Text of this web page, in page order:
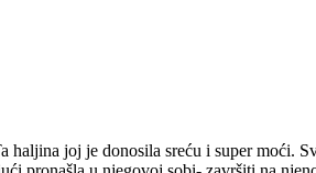
joj je donosila sreću i super moći.